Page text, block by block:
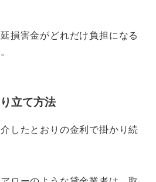
損害金がどれだけ負担になる
立て方法
したとおりの金利で掛かり続